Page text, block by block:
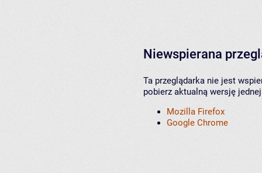
Niewspierana
Ta przeglądarka nie jest
pobierz aktualną wersję
Mozilla Firefox
Google Chrome